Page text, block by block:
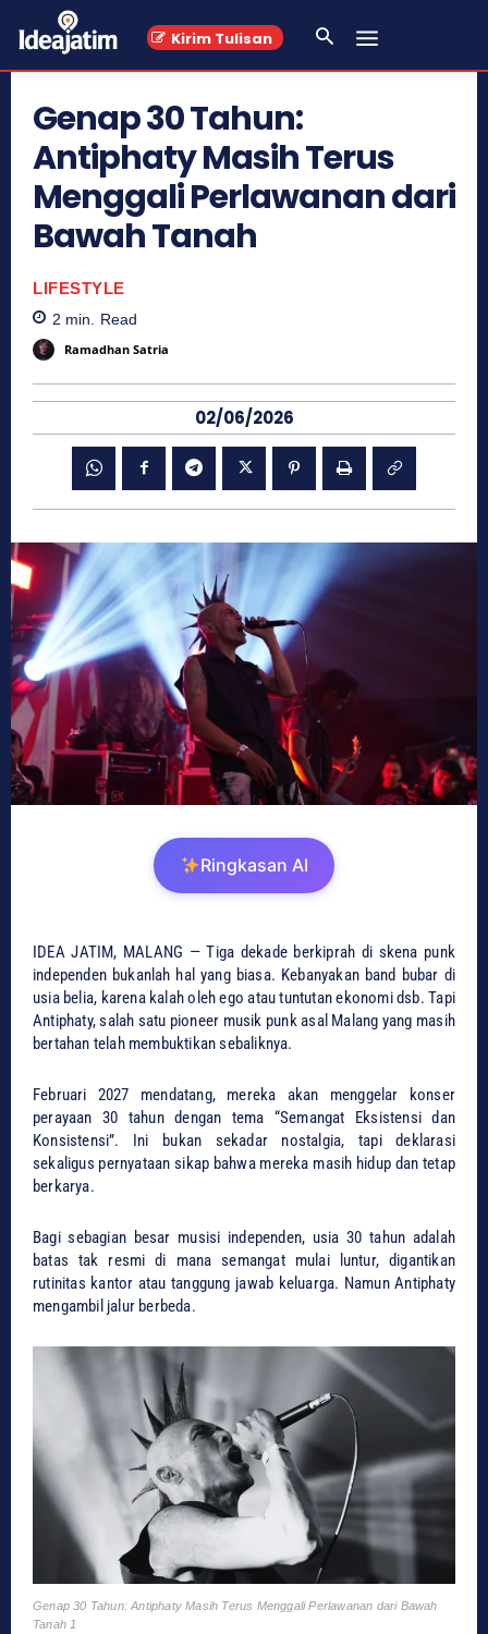
Kirim Tulisan
Genap 30 Tahun:
Antiphaty Masih Terus
Menggali Perlawanan dari
Bawah Tanah
LIFESTYLE
2 min. Read
Ramadhan Satria
02/06/2026
Ringkasan AI
IDEA JATIM, MALANG — Tiga dekade berkiprah di skena punk
independen bukanlah hal yang biasa. Kebanyakan band bubar di
usia belia, karena kalah oleh ego atau tuntutan ekonomi dsb. Tapi
Antiphaty, salah satu pioneer musik punk asal Malang yang masih
bertahan telah membuktikan sebaliknya.
Februari 2027 mendatang, mereka akan menggelar konser
perayaan 30 tahun dengan tema “Semangat Eksistensi dan
Konsistensi”. Ini bukan sekadar nostalgia, tapi deklarasi
sekaligus pernyataan sikap bahwa mereka masih hidup dan tetap
berkarya.
Bagi sebagian besar musisi independen, usia 30 tahun adalah
batas tak resmi di mana semangat mulai luntur, digantikan
rutinitas kantor atau tanggung jawab keluarga. Namun Antiphaty
mengambil jalur berbeda.
Genap 30 Tahun: Antiphaty Masih Terus Menggali Perlawanan dari Bawah
Tanah 1